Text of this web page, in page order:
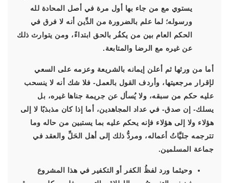
يستوي مع من جاء بها أول مرة في أصل المحادة لله
ورسوله؛ لما علم بالضرورة من الدِّين أنه لا فرق في
الحكم العام بين من يكفُر بالحق ابتداءً، ومن يتوارث ذلك
عن غيره مع الرضا والمتابعة.
أما من ورثها ثم أعلن إيمانه بالشريعة وعزمه على السعي
لإقرار مرجعيتها، وأردف القول بالعمل- فلا شك أنه لا ينسحب
عليه حكم من سبقه، ولا يُسأل عن جريمة جناها غيره، بل
يسلك- إن صدق- في عداد المجاهدين، أما إذا كان مذبذبًا لا إلى
هؤلاء ولا إلى هؤلاء فإنه يحكم عليه بما يستبين من حاله وما
تترجمه جليَّاتُ أعماله، ومردُّ ذلك إلى أهل الحَلِّ والعقد في
جماعة المسلمين.
وحيثما ورد لفظُ الكفر أو التكفير في هذا المشروع